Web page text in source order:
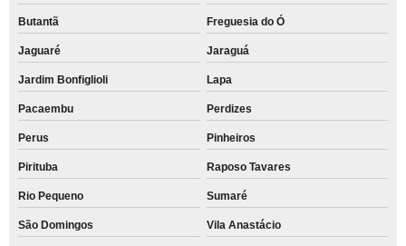
Butantã Freguesia do Ó
Jaguaré Jaraguá
Jardim Bonfiglioli Lapa
Pacaembu Perdizes
Perus Pinheiros
Pirituba Raposo Tavares
Rio Pequeno Sumaré
São Domingos Vila Anastácio